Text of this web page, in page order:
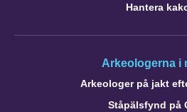
Hantera
Arkeologerna i
Arkeologer på jakt
Ståpälsfynd på